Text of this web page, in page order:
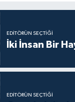
EDITÖRÜN SEÇTIĞI
İki İnsan Bir
EDITÖRÜN SEÇTIĞI